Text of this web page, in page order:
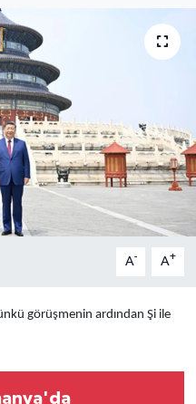
A- A+
görüşmenin ardından Şi ile